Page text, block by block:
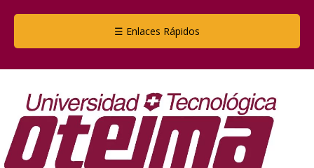
☰ Enlaces Rápidos